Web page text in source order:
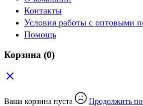
Контакты
Условия работы с оптовыми
Помощь
Корзина (0)
Ваша корзина пуста Продолжить